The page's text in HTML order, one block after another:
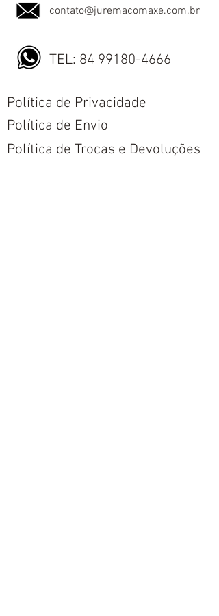
contato@juremacomaxe.com.br
TEL: 84 99180-4666
Política de Privacidade
Política de Envio
Política de Trocas e Devoluções